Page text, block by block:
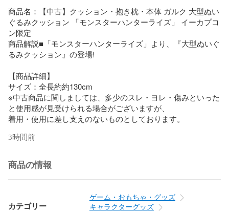
商品名：【中古】クッション・抱き枕・本体 ガルク 大型ぬい
ぐるみクッション 「モンスターハンターライズ」 イーカプコ
ン限定
商品解説■「モンスターハンターライズ」より、『大型ぬいぐ
るみクッション』の登場!
【商品詳細】
サイズ：全長約約130cm
※中古商品に関しましては、多少のスレ・ヨレ・傷みといった
と使用感が見受けられる場合がございますが、
着用・使用に差し支えのないものとしております。
3時間前
商品の情報
カテゴリー
ゲーム・おもちゃ・グッズ
キャラクターグッズ